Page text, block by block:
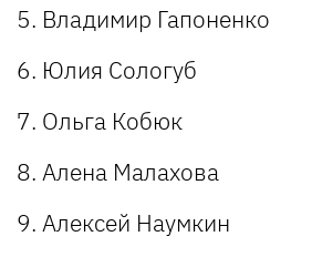
5. Владимир Гапоненко
6. Юлия Сологуб
7. Ольга Кобюк
8. Алена Малахова
9. Алексей Наумкин